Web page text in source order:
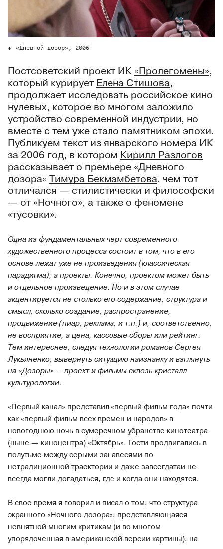
«Дневной дозор», 2006
Постсоветский проект ИК «Пролегомены»,
который курирует Елена Стишова,
продолжает исследовать российское кино
нулевых, которое во многом заложило
устройство современной индустрии, но
вместе с тем уже стало памятником эпохи.
Публикуем текст из январского номера ИК
за 2006 год, в котором Кирилл Разлогов
рассказывает о премьере «Дневного
дозора» Тимура Бекмамбетова, чем тот
отличался — стилистически и философски
— от «Ночного», а также о феномене
«тусовки».
Одна из фундаментальных черт современного
художественного процесса состоит в том, что в его
основе лежат уже не произведения (классическая
парадигма), а проекты. Конечно, проектом может быть
и отдельное произведение. Но и в этом случае
акцентируется не столько его содержание, структура и
смысл, сколько создание, распространение,
продвижение (пиар, реклама, и т.п.) и, соответственно,
не восприятие, а цена, кассовые сборы или рейтинг.
Тем интереснее, следуя технологии романов Сергея
Лукьяненко, вывернуть ситуацию наизнанку и взглянуть
на «Дозоры» — проект и фильмы сквозь кристалл
культурологии.
«Первый канал» представил «первый фильм года» почти
как «первый фильм всех времен и народов» в
новогоднюю ночь в сумеречном убранстве кинотеатра
(ныне — киноцентра) «Октябрь». Гости продвигались в
полутьме между серыми занавесями по
нетрадиционной траектории и даже завсегдатаи не
всегда могли догадаться, где и когда они находятся.
В свое время я говорил и писал о том, что структура
экранного «Ночного дозора», представляющаяся
невнятной многим критикам (и во многом
упорядоченная в американской версии картины), на